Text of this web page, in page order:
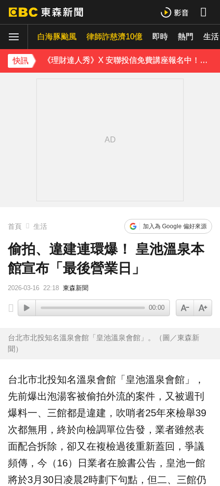
白海豚颱風 律師詐慈濟10億 即時 熱門 生活
快訊
下載東森App，隨時掌握天下大小事！
《理財達人秀》X 安聯投信免費講座報名中！搶先卡位 2027
首頁 生活 加入為 Google 偏好來源
偷拍、違建連環爆！ 皇池溫泉本
館宣布「最後營業日」
2026-03-16 22:18 東森新聞
00:00
台北市北投知名溫泉會館「皇池溫泉會館」。（圖／東森新
聞）
台北市北投知名溫泉會館「 皇池溫泉會館」，
先前爆出泡湯客被偷拍外流的案件，又被週刊
爆料一、三館都是違建 ，吹哨者25年來檢舉39
次都無用，終於向檢調單位告發，業者雖然表
面配合拆除，卻又在複檢過後重新蓋回，爭議
頻傳，今（16）日業者在臉書公告，皇池一館
將於3月30日凌晨2時劃下句點，但二、三館仍